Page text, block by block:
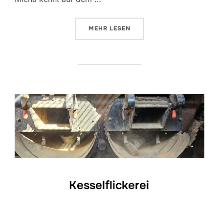
MEHR ÜBER „ZEITZEUGEN: MICHA
LESEN
Kesselflickerei